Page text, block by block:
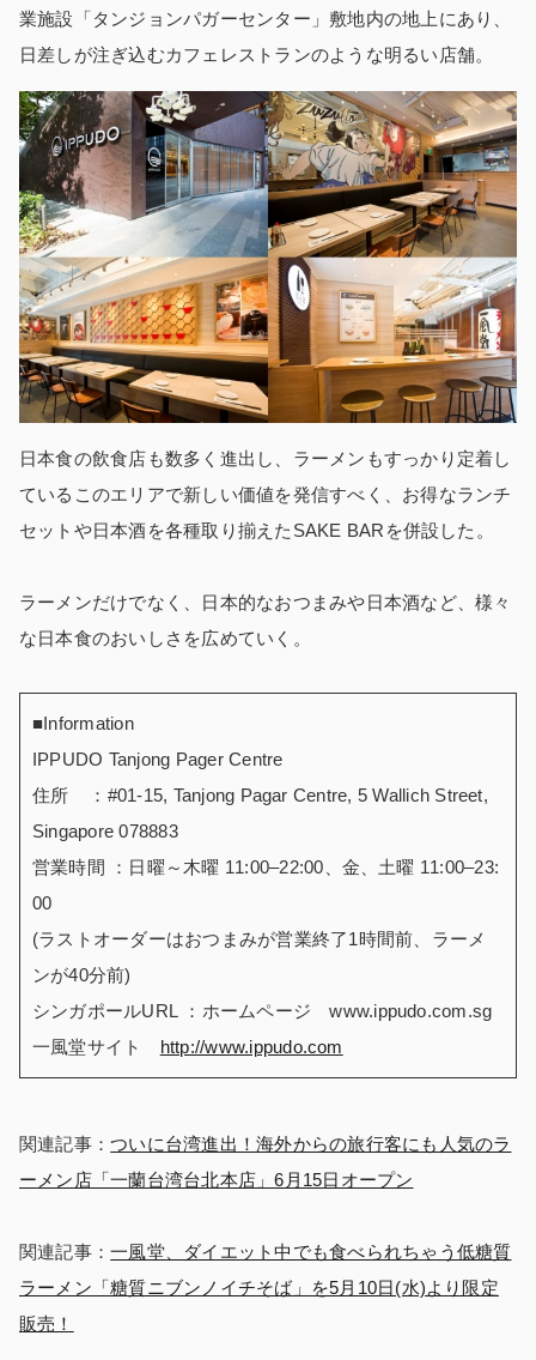
業施設「タンジョンパガーセンター」敷地内の地上にあり、
日差しが注ぎ込むカフェレストランのような明るい店舗。
日本食の飲食店も数多く進出し、ラーメンもすっかり定着し
ているこのエリアで新しい価値を発信すべく、お得なランチ
セットや日本酒を各種取り揃えたSAKE BARを併設した。
ラーメンだけでなく、日本的なおつまみや日本酒など、様々
な日本食のおいしさを広めていく。
■Information
IPPUDO Tanjong Pager Centre
住所 ：#01-15, Tanjong Pagar Centre, 5 Wallich Street,
Singapore 078883
営業時間 ：日曜～木曜 11:00–22:00、金、土曜 11:00–23:
00
(ラストオーダーはおつまみが営業終了1時間前、ラーメ
ンが40分前)
シンガポールURL ：ホームページ www.ippudo.com.sg
一風堂サイト http://www.ippudo.com
関連記事：ついに台湾進出！海外からの旅行客にも人気のラ
ーメン店「一蘭台湾台北本店」6月15日オープン
関連記事：一風堂、ダイエット中でも食べられちゃう低糖質
ラーメン「糖質ニブンノイチそば」を5月10日(水)より限定
販売！